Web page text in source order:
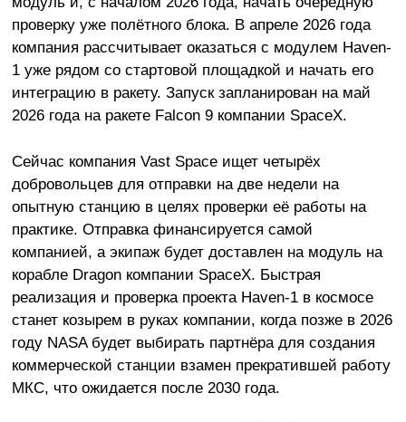
проверку уже полётного блока. В апреле 2026 года
компания рассчитывает оказаться с модулем Haven-
1 уже рядом со стартовой площадкой и начать его
интеграцию в ракету. Запуск запланирован на май
2026 года на ракете Falcon 9 компании SpaceX.
Сейчас компания Vast Space ищет четырёх
добровольцев для отправки на две недели на
опытную станцию в целях проверки её работы на
практике. Отправка финансируется самой
компанией, а экипаж будет доставлен на модуль на
корабле Dragon компании SpaceX. Быстрая
реализация и проверка проекта Haven-1 в космосе
станет козырем в руках компании, когда позже в 2026
году NASA будет выбирать партнёра для создания
коммерческой станции взамен прекратившей работу
МКС, что ожидается после 2030 года.